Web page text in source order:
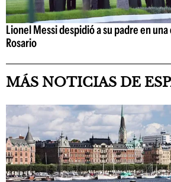
Lionel Messi despidió a su padre en
Rosario
MÁS NOTICIAS DE